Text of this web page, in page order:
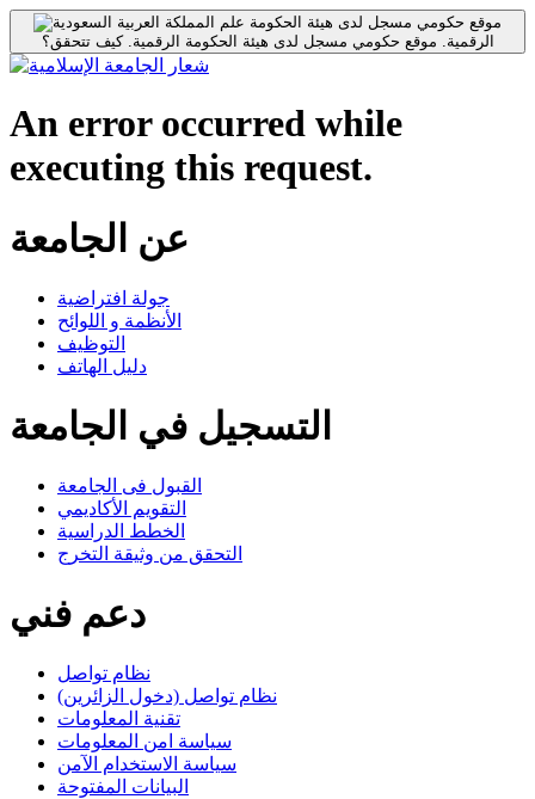
موقع حكومي مسجل لدى هيئة الحكومة
الرقمية. موقع حكومي مسجل لدى هيئة الحكومة الرقمية.كيف تتحقق؟
An error occurred while
executing this request.
عن الجامعة
جولة افتراضية
الأنظمة و اللوائح
التوظيف
دليل الهاتف
التسجيل في الجامعة
القبول فى الجامعة
التقويم الأكاديمي
الخطط الدراسية
التحقق من وثيقة التخرج
دعم فني
نظام تواصل
نظام تواصل (دخول الزائرين)
تقنية المعلومات
سياسة امن المعلومات
سياسة الاستخدام الآمن
البيانات المفتوحة